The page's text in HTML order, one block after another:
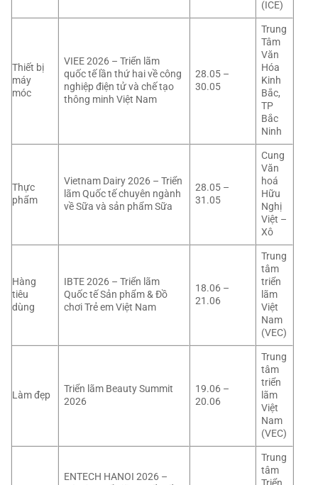
(ICE)
Thiết bị
máy
móc
VIEE 2026 – Triển lãm
quốc tế lần thứ hai về công
nghiệp điện tử và chế tạo
thông minh Việt Nam
28.05 –
30.05
Trung
Tâm
Văn
Hóa
Kinh
Bắc,
TP
Bắc
Ninh
Thực
phẩm
Vietnam Dairy 2026 – Triển
lãm Quốc tế chuyên ngành
về Sữa và sản phẩm Sữa
28.05 –
31.05
Cung
Văn
hoá
Hữu
Nghị
Việt –
Xô
Hàng
tiêu
dùng
IBTE 2026 – Triển lãm
Quốc tế Sản phẩm & Đồ
chơi Trẻ em Việt Nam
18.06 –
21.06
Trung
tâm
triển
lãm
Việt
Nam
(VEC)
Làm đẹp
Triển lãm Beauty Summit
2026
19.06 –
20.06
Trung
tâm
triển
lãm
Việt
Nam
(VEC)
ENTECH HANOI 2026 –
Trung
tâm